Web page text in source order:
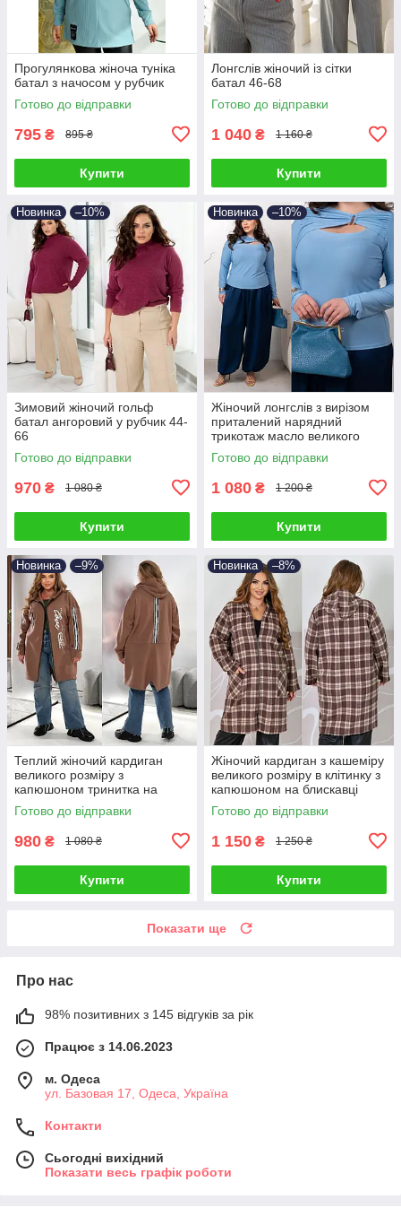
Прогулянкова жіноча туніка
батал з начосом у рубчик
Готово до відправки
795 ₴ 895 ₴
Купити
Лонгслів жіночий із сітки
батал 46-68
Готово до відправки
1 040 ₴ 1 160 ₴
Купити
Новинка –10%
Зимовий жіночий гольф
батал ангоровий у рубчик 44-
66
Готово до відправки
970 ₴ 1 080 ₴
Купити
Новинка –10%
Жіночий лонгслів з вирізом
приталений нарядний
трикотаж масло великого
розміру 46-68
Готово до відправки
1 080 ₴ 1 200 ₴
Купити
Новинка –9%
Теплий жіночий кардиган
великого розміру з
капюшоном тринитка на
флісі на блискавці
Готово до відправки
980 ₴ 1 080 ₴
Купити
Новинка –8%
Жіночий кардиган з кашеміру
великого розміру в клітинку з
капюшоном на блискавці
Готово до відправки
1 150 ₴ 1 250 ₴
Купити
Показати ще
Про нас
98% позитивних з 145 відгуків за рік
Працює з 14.06.2023
м. Одеса
ул. Базовая 17, Одеса, Україна
Контакти
Сьогодні вихідний
Показати весь графік роботи